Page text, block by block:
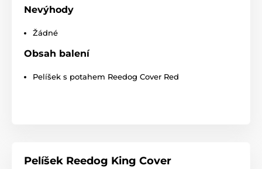
Nevýhody
Žádné
Obsah balení
Pelíšek s potahem Reedog Cover Red
Pelíšek Reedog King Cover